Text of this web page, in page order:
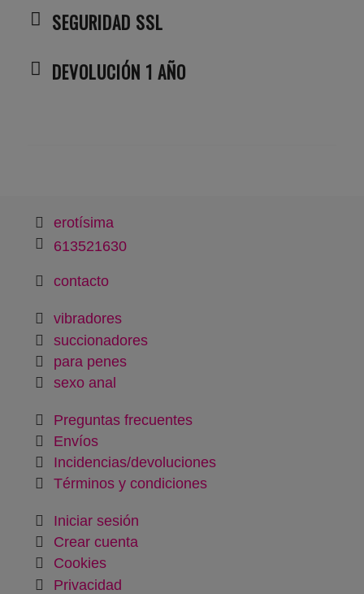
SEGURIDAD SSL
DEVOLUCIÓN 1 AÑO
erotísima
613521630
contacto
vibradores
succionadores
para penes
sexo anal
Preguntas frecuentes
Envíos
Incidencias/devoluciones
Términos y condiciones
Iniciar sesión
Crear cuenta
Cookies
Privacidad